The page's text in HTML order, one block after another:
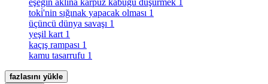
eşeğin aklına karpuz kabuğu düşürmek 1
toki̇'nin sığınak yapacak olması 1
üçüncü dünya savaşı 1
yeşil kart 1
kaçış rampası 1
kamu tasarrufu 1
fazlasını yükle